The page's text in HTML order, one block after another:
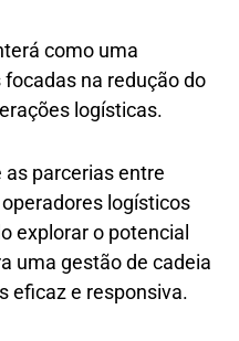
como uma
na redução do
logísticas.
as parcerias entre
logísticos
explorar o potencial
uma gestão de cadeia
eficaz e responsiva.